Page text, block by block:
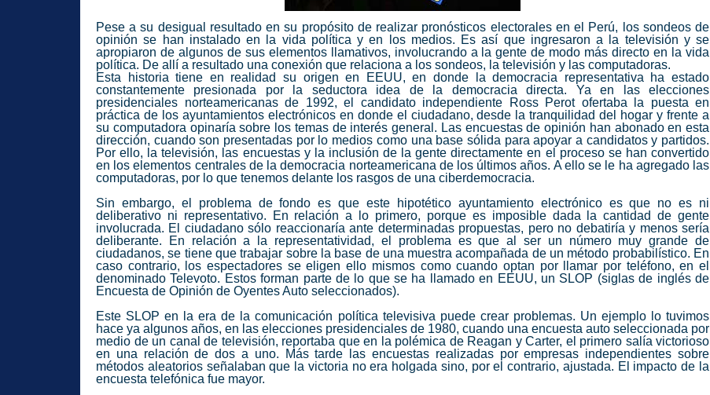
Pese a su desigual resultado en su propósito de realizar pronósticos electorales en el Perú, los sondeos de
opinión se han instalado en la vida política y en los medios. Es así que ingresaron a la televisión y se
apropiaron de algunos de sus elementos llamativos, involucrando a la gente de modo más directo en la vida
política. De allí a resultado una conexión que relaciona a los sondeos, la televisión y las computadoras.
Esta historia tiene en realidad su origen en EEUU, en donde la democracia representativa ha estado
constantemente presionada por la seductora idea de la democracia directa. Ya en las elecciones
presidenciales norteamericanas de 1992, el candidato independiente Ross Perot ofertaba la puesta en
práctica de los ayuntamientos electrónicos en donde el ciudadano, desde la tranquilidad del hogar y frente a
su computadora opinaría sobre los temas de interés general. Las encuestas de opinión han abonado en esta
dirección, cuando son presentadas por lo medios como una base sólida para apoyar a candidatos y partidos.
Por ello, la televisión, las encuestas y la inclusión de la gente directamente en el proceso se han convertido
en los elementos centrales de la democracia norteamericana de los últimos años. A ello se le ha agregado las
computadoras, por lo que tenemos delante los rasgos de una ciberdemocracia.
Sin embargo, el problema de fondo es que este hipotético ayuntamiento electrónico es que no es ni
deliberativo ni representativo. En relación a lo primero, porque es imposible dada la cantidad de gente
involucrada. El ciudadano sólo reaccionaría ante determinadas propuestas, pero no debatiría y menos sería
deliberante. En relación a la representatividad, el problema es que al ser un número muy grande de
ciudadanos, se tiene que trabajar sobre la base de una muestra acompañada de un método probabilístico. En
caso contrario, los espectadores se eligen ello mismos como cuando optan por llamar por teléfono, en el
denominado Televoto. Estos forman parte de lo que se ha llamado en EEUU, un SLOP (siglas de inglés de
Encuesta de Opinión de Oyentes Auto seleccionados).
Este SLOP en la era de la comunicación política televisiva puede crear problemas. Un ejemplo lo tuvimos
hace ya algunos años, en las elecciones presidenciales de 1980, cuando una encuesta auto seleccionada por
medio de un canal de televisión, reportaba que en la polémica de Reagan y Carter, el primero salía victorioso
en una relación de dos a uno. Más tarde las encuestas realizadas por empresas independientes sobre
métodos aleatorios señalaban que la victoria no era holgada sino, por el contrario, ajustada. El impacto de la
encuesta telefónica fue mayor.